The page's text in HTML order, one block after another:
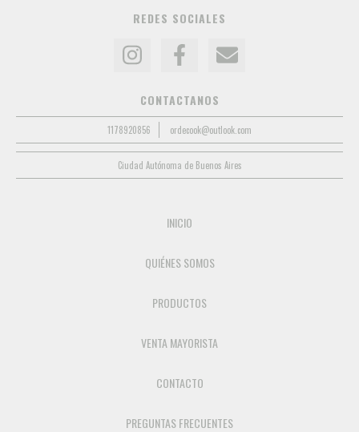
REDES SOCIALES
CONTACTANOS
1178920856 ordecook@outlook.com
Ciudad Autónoma de Buenos Aires
INICIO
QUIÉNES SOMOS
PRODUCTOS
VENTA MAYORISTA
CONTACTO
PREGUNTAS FRECUENTES